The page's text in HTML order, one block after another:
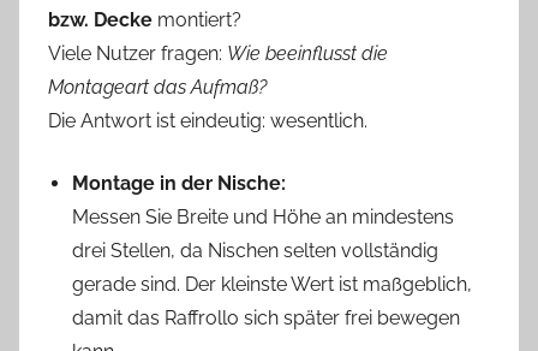
bzw. Decke montiert?
Viele Nutzer fragen: Wie beeinflusst die
Montageart das Aufmaß?
Die Antwort ist eindeutig: wesentlich.
Montage in der Nische:
Messen Sie Breite und Höhe an mindestens
drei Stellen, da Nischen selten vollständig
gerade sind. Der kleinste Wert ist maßgeblich,
damit das Raffrollo sich später frei bewegen